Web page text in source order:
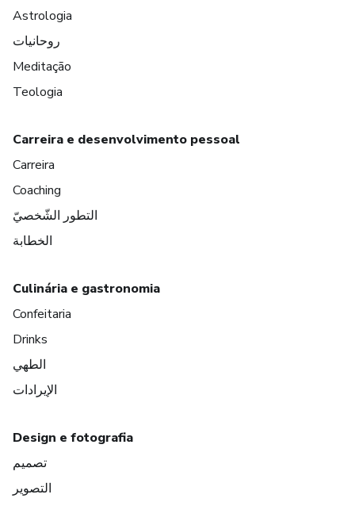
Astrologia
روحانيات
Meditação
Teologia
Carreira e desenvolvimento pessoal
Carreira
Coaching
التطور الشّخصيّ
الخطابة
Culinária e gastronomia
Confeitaria
Drinks
الطهي
الإيرادات
Design e fotografia
تصميم
التصوير